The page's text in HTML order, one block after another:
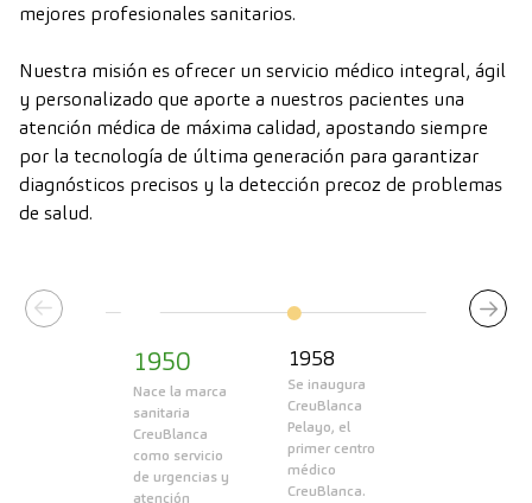
mejores profesionales sanitarios.
Nuestra misión es ofrecer un servicio médico integral, ágil
y personalizado que aporte a nuestros pacientes una
atención médica de máxima calidad, apostando siempre
por la tecnología de última generación para garantizar
diagnósticos precisos y la detección precoz de problemas
de salud.
1950
Nace la marca
sanitaria
CreuBlanca
como servicio
de urgencias y
atención
1958
Se inaugura
CreuBlanca
Pelayo, el
primer centro
médico